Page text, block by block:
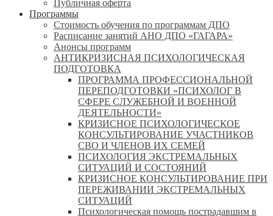
Публичная оферта
Программы
Стоимость обучения по программам ДПО
Расписание занятий АНО ДПО «ГАГАРА»
Анонсы программ
АНТИКРИЗИСНАЯ ПСИХОЛОГИЧЕСКАЯ
ПОДГОТОВКА
ПРОГРАММА ПРОФЕССИОНАЛЬНОЙ
ПЕРЕПОДГОТОВКИ «ПСИХОЛОГ В
СФЕРЕ СЛУЖЕБНОЙ И ВОЕННОЙ
ДЕЯТЕЛЬНОСТИ»
КРИЗИСНОЕ ПСИХОЛОГИЧЕСКОЕ
КОНСУЛЬТИРОВАНИЕ УЧАСТНИКОВ
СВО И ЧЛЕНОВ ИХ СЕМЕЙ
ПСИХОЛОГИЯ ЭКСТРЕМАЛЬНЫХ
СИТУАЦИЙ И СОСТОЯНИЙ
КРИЗИСНОЕ КОНСУЛЬТИРОВАНИЕ ПРИ
ПЕРЕЖИВАНИИ ЭКСТРЕМАЛЬНЫХ
СИТУАЦИЙ
Психологическая помощь пострадавшим в